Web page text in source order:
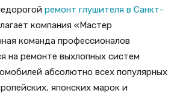
ремонт глушителя в Санкт-
компания «Мастер
команда профессионалов
на ремонте выхлопных систем
абсолютно всех популярных
японских марок и